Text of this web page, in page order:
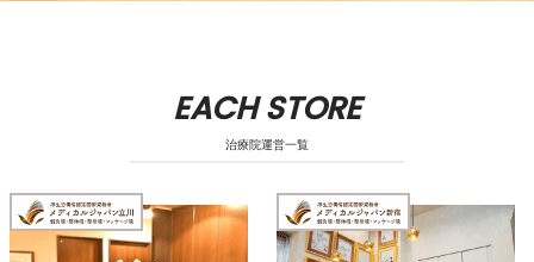
EACH STORE
治療院運営一覧